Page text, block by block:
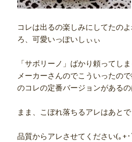
コレは出るの楽しみにしてたの
ろ、可愛いっぽいしぃぃ
「サボリーノ」ばかり頼ってし
メーカーさんのでこういったの
のコレの定番バージョンがある
まま、こぼれ落ちるアレはあとで
品質からアレさせてください(｡+･